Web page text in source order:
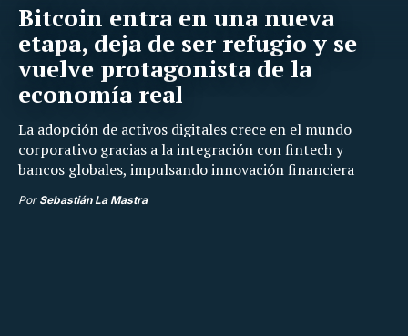
Bitcoin entra en una nueva
etapa, deja de ser refugio y se
vuelve protagonista de la
economía real
La adopción de activos digitales crece en el mundo
corporativo gracias a la integración con fintech y
bancos globales, impulsando innovación financiera
Por Sebastián La Mastra